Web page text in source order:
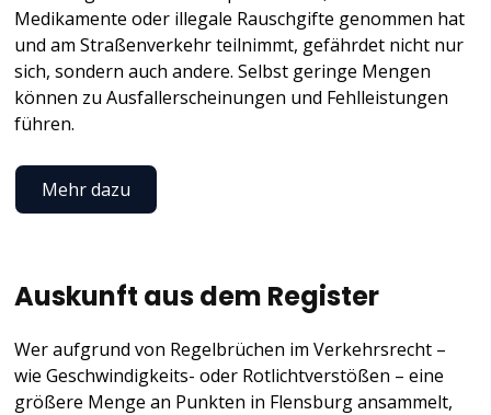
Medikamente oder illegale Rauschgifte genommen hat
und am Straßenverkehr teilnimmt, gefährdet nicht nur
sich, sondern auch andere. Selbst geringe Mengen
können zu Ausfallerscheinungen und Fehlleistungen
führen.
Mehr dazu
Auskunft aus dem Register
Wer aufgrund von Regelbrüchen im Verkehrsrecht –
wie Geschwindigkeits- oder Rotlichtverstößen – eine
größere Menge an Punkten in Flensburg ansammelt,